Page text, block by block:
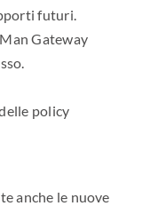
futuri.
Gateway
policy
anche le nuove